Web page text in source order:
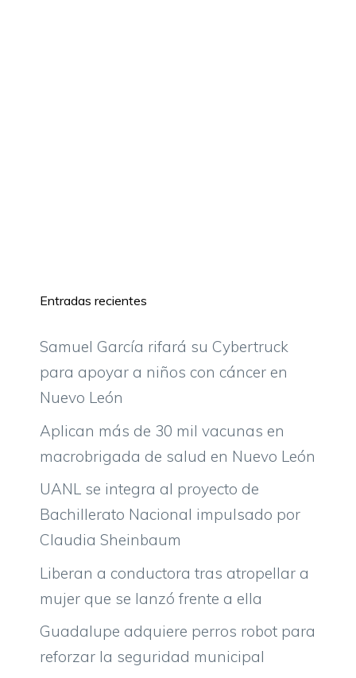
Entradas recientes
Samuel García rifará su Cybertruck
para apoyar a niños con cáncer en
Nuevo León
Aplican más de 30 mil vacunas en
macrobrigada de salud en Nuevo León
UANL se integra al proyecto de
Bachillerato Nacional impulsado por
Claudia Sheinbaum
Liberan a conductora tras atropellar a
mujer que se lanzó frente a ella
Guadalupe adquiere perros robot para
reforzar la seguridad municipal